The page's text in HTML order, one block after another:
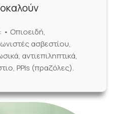
• Οπιοειδή,
ασβεστίου,
αντιεπιληπτικά,
PPIs (πραζόλες).